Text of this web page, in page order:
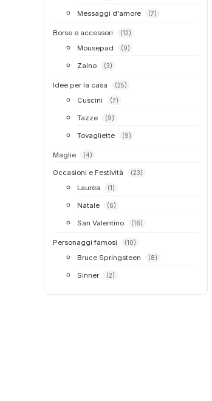
Messaggi d'amore (7)
Borse e accessori (12)
Mousepad (9)
Zaino (3)
Idee per la casa (25)
Cuscini (7)
Tazze (9)
Tovagliette (9)
Maglie (4)
Occasioni e Festività (23)
Laurea (1)
Natale (6)
San Valentino (16)
Personaggi famosi (10)
Bruce Springsteen (8)
Sinner (2)